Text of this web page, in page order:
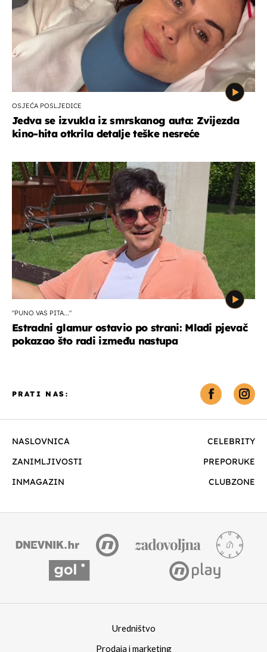
OSJEĆA POSLJEDICE
Jedva se izvukla iz smrskanog auta: Zvijezda
kino-hita otkrila detalje teške nesreće
"PUNO VAS PITA..."
Estradni glamur ostavio po strani: Mladi pjevač
pokazao što radi između nastupa
NASLOVNICA
CELEBRITY
ZANIMLJIVOSTI
PREPORUKE
INMAGAZIN
CLUBZONE
PRATI NAS:
Uredništvo
Prodaja i marketing